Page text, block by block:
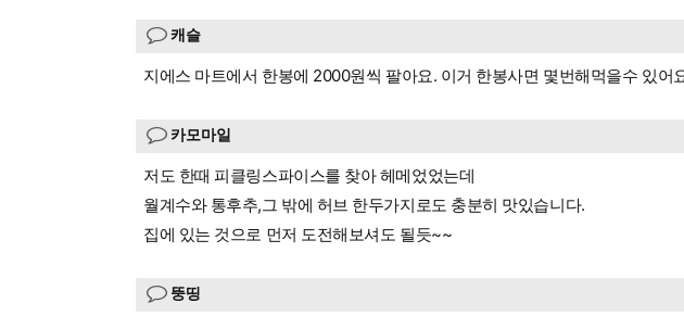
캐슬
지에스 마트에서 한봉에 2000원씩 팔아요. 이거 한봉사면 몇번해먹을수 있어
카모마일
저도 한때 피클링스파이스를 찾아 헤메었었는데
월계수와 통후추,그 밖에 허브 한두가지로도 충분히 맛있습니다.
집에 있는 것으로 먼저 도전해보셔도 될듯~~
뚱띵